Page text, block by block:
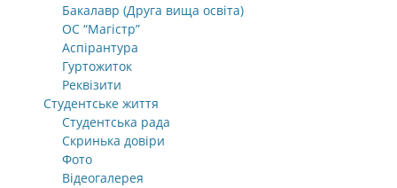
Бакалавр (Друга вища освіта)
ОС “Магістр”
Аспірантура
Гуртожиток
Реквізити
Студентське життя
Студентська рада
Скринька довіри
Фото
Відеогалерея